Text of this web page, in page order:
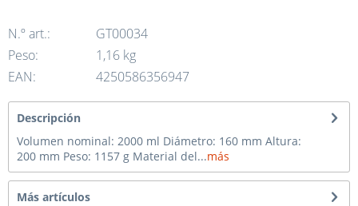
N.º art.:
GT00034
Peso:
1,16 kg
EAN:
4250586356947
Descripción
Volumen nominal: 2000 ml Diámetro: 160 mm Altura:
200 mm Peso: 1157 g Material del...más
Más artículos